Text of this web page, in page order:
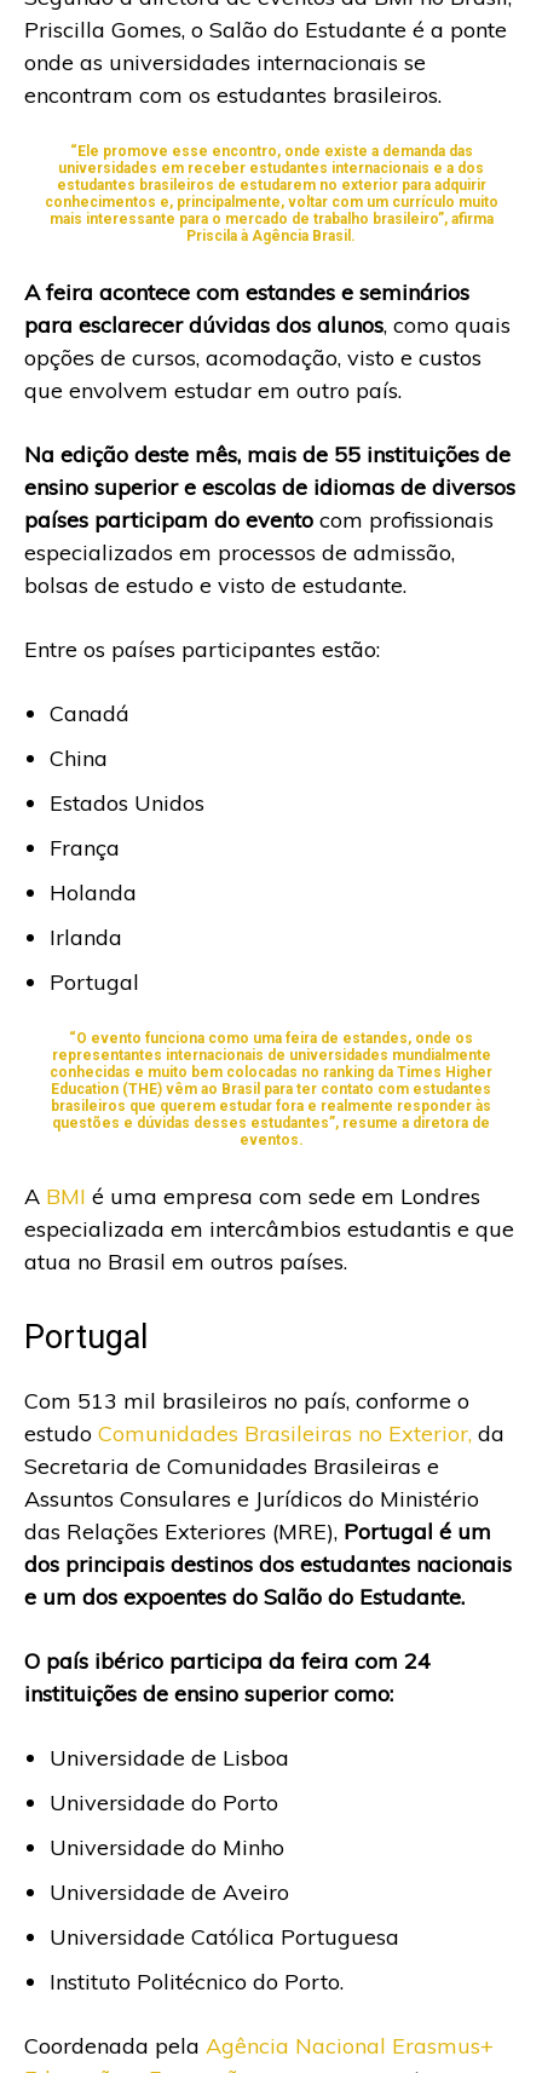
Priscilla Gomes, o Salão do Estudante é a ponte
onde as universidades internacionais se
encontram com os estudantes brasileiros.
“Ele promove esse encontro, onde existe a demanda das
universidades em receber estudantes internacionais e a dos
estudantes brasileiros de estudarem no exterior para adquirir
conhecimentos e, principalmente, voltar com um currículo muito
mais interessante para o mercado de trabalho brasileiro”, afirma
Priscila à Agência Brasil.
A feira acontece com estandes e seminários
para esclarecer dúvidas dos alunos, como quais
opções de cursos, acomodação, visto e custos
que envolvem estudar em outro país.
Na edição deste mês, mais de 55 instituições de
ensino superior e escolas de idiomas de diversos
países participam do evento com profissionais
especializados em processos de admissão,
bolsas de estudo e visto de estudante.
Entre os países participantes estão:
Canadá
China
Estados Unidos
França
Holanda
Irlanda
Portugal
“O evento funciona como uma feira de estandes, onde os
representantes internacionais de universidades mundialmente
conhecidas e muito bem colocadas no ranking da Times Higher
Education (THE) vêm ao Brasil para ter contato com estudantes
brasileiros que querem estudar fora e realmente responder às
questões e dúvidas desses estudantes”, resume a diretora de
eventos.
A BMI é uma empresa com sede em Londres
especializada em intercâmbios estudantis e que
atua no Brasil em outros países.
Portugal
Com 513 mil brasileiros no país, conforme o
estudo Comunidades Brasileiras no Exterior, da
Secretaria de Comunidades Brasileiras e
Assuntos Consulares e Jurídicos do Ministério
das Relações Exteriores (MRE), Portugal é um
dos principais destinos dos estudantes nacionais
e um dos expoentes do Salão do Estudante.
O país ibérico participa da feira com 24
instituições de ensino superior como:
Universidade de Lisboa
Universidade do Porto
Universidade do Minho
Universidade de Aveiro
Universidade Católica Portuguesa
Instituto Politécnico do Porto.
Coordenada pela Agência Nacional Erasmus+